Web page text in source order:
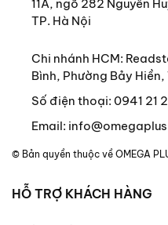
11A, ngõ 282 Nguyễn
TP. Hà Nội
Chi nhánh HCM:
Bình, Phường Bảy Hiền,
Số điện thoại: 0941 21
Email:
© Bản quyền thuộc về OMEGA
HỖ TRỢ KHÁCH HÀNG